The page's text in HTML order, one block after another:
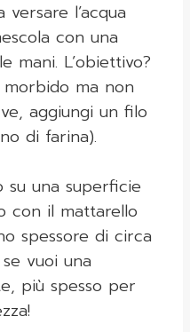
l’acqua
con una
mani. L’obiettivo?
ma non
aggiungi un filo
di farina).
su una superficie
con il mattarello
spessore di circa
vuoi una
più spesso per